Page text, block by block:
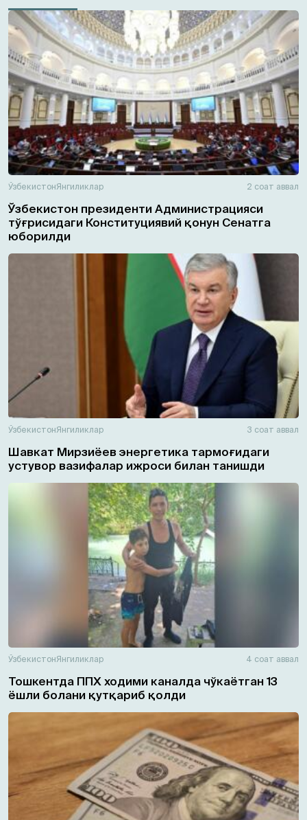
ЎзбекистонЯнгиликлар 2 соат аввал
Ўзбекистон президенти Администрацияси
тўғрисидаги Конституциявий қонун Сенатга
юборилди
ЎзбекистонЯнгиликлар 3 соат аввал
Шавкат Мирзиёев энергетика тармоғидаги
устувор вазифалар ижроси билан танишди
ЎзбекистонЯнгиликлар 4 соат аввал
Тошкентда ППХ ходими каналда чўкаётган 13
ёшли болани қутқариб қолди